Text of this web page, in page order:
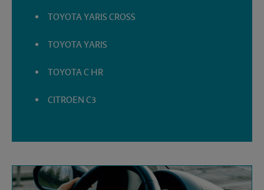
TOYOTA YARIS CROSS
TOYOTA YARIS
TOYOTA C HR
CITROEN C3